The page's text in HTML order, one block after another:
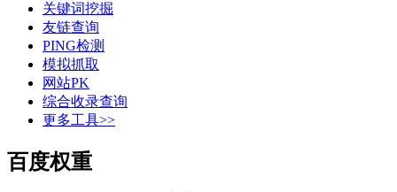
关键词挖掘
友链查询
PING检测
模拟抓取
网站PK
综合收录查询
更多工具>>
百度权重